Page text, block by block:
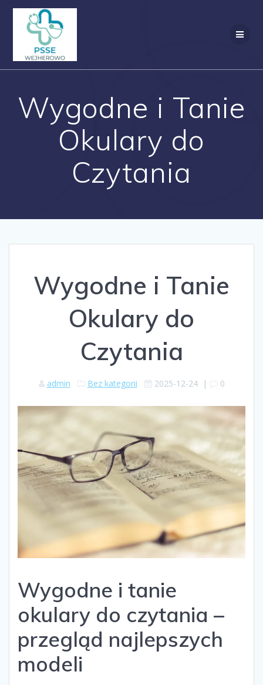
Wygodne i Tanie
Okulary do
Czytania
Wygodne i Tanie
Okulary do
Czytania
admin Bez kategorii 2025-12-24| 0
Wygodne i tanie
okulary do czytania –
przegląd najlepszych
modeli